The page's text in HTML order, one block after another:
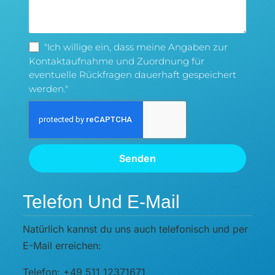
"Ich willige ein, dass meine Angaben zur
Kontaktaufnahme und Zuordnung für
eventuelle Rückfragen dauerhaft gespeichert
werden."
Senden
Telefon Und E-Mail
Natürlich kannst du uns auch telefonisch und per
E-Mail erreichen:
Telefon: +49 511 12371671